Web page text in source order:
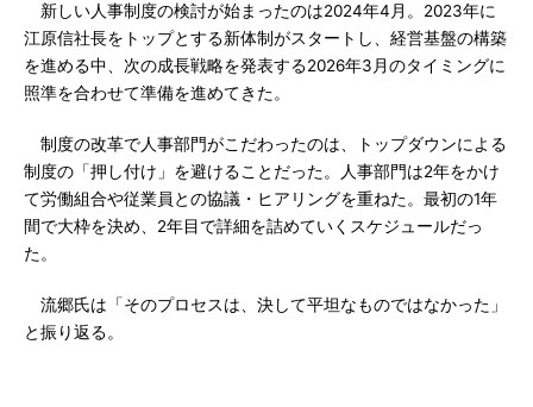
新しい人事制度の検討が始まったのは2024年4月。2023年に
江原信社長をトップとする新体制がスタートし、経営基盤の構築
を進める中、次の成長戦略を発表する2026年3月のタイミングに
照準を合わせて準備を進めてきた。
制度の改革で人事部門がこだわったのは、トップダウンによる
制度の「押し付け」を避けることだった。人事部門は2年をかけ
て労働組合や従業員との協議・ヒアリングを重ねた。最初の1年
間で大枠を決め、2年目で詳細を詰めていくスケジュールだっ
た。
流郷氏は「そのプロセスは、決して平坦なものではなかった」
と振り返る。